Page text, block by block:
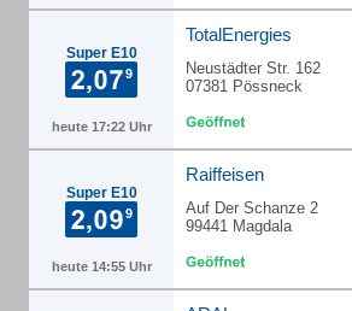
Super E10
heute 17:22 Uhr
TotalEnergies
Neustädter Str. 162
07381 Pössneck
Super E10
heute 14:55 Uhr
Raiffeisen
Auf Der Schanze 2
99441 Magdala